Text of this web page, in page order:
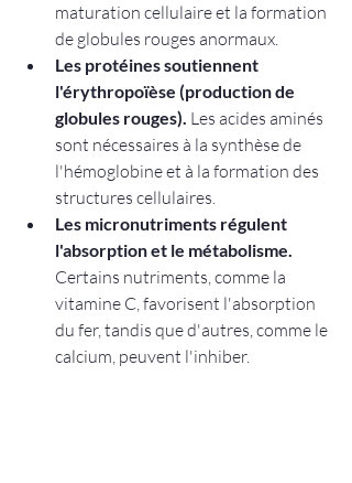
maturation cellulaire et la formation
de globules rouges anormaux.
Les protéines soutiennent
l'érythropoïèse (production de
globules rouges). Les acides aminés
sont nécessaires à la synthèse de
l'hémoglobine et à la formation des
structures cellulaires.
Les micronutriments régulent
l'absorption et le métabolisme.
Certains nutriments, comme la
vitamine C, favorisent l'absorption
du fer, tandis que d'autres, comme le
calcium, peuvent l'inhiber.